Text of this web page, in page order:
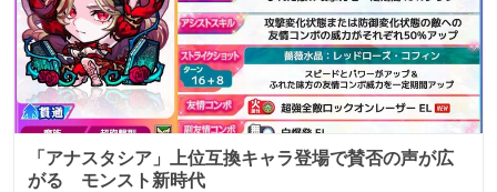
「アナスタシア」上位互換キャラ登場で賛否の声が広
がる モンスト新時代